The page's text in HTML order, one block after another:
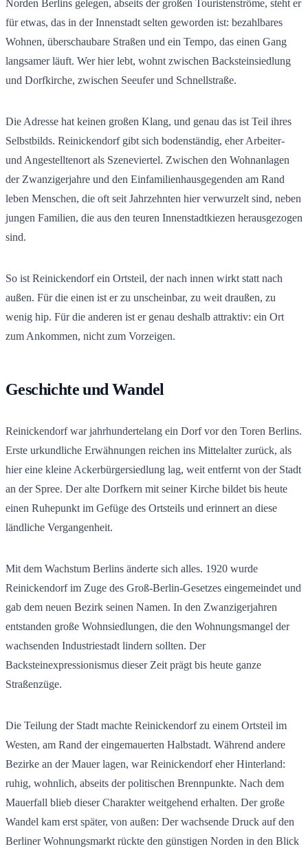
Norden Berlins gelegen, abseits der großen Touristenströme, steht er
für etwas, das in der Innenstadt selten geworden ist: bezahlbares
Wohnen, überschaubare Straßen und ein Tempo, das einen Gang
langsamer läuft. Wer hier lebt, wohnt zwischen Backsteinsiedlung
und Dorfkirche, zwischen Seeufer und Schnellstraße.
Die Adresse hat keinen großen Klang, und genau das ist Teil ihres
Selbstbilds. Reinickendorf gibt sich bodenständig, eher Arbeiter-
und Angestelltenort als Szeneviertel. Zwischen den Wohnanlagen
der Zwanzigerjahre und den Einfamilienhausgegenden am Rand
leben Menschen, die oft seit Jahrzehnten hier verwurzelt sind, neben
jungen Familien, die aus den teuren Innenstadtkiezen herausgezogen
sind.
So ist Reinickendorf ein Ortsteil, der nach innen wirkt statt nach
außen. Für die einen ist er zu unscheinbar, zu weit draußen, zu
wenig hip. Für die anderen ist er genau deshalb attraktiv: ein Ort
zum Ankommen, nicht zum Vorzeigen.
Geschichte und Wandel
Reinickendorf war jahrhundertelang ein Dorf vor den Toren Berlins.
Erste urkundliche Erwähnungen reichen ins Mittelalter zurück, als
hier eine kleine Ackerbürgersiedlung lag, weit entfernt von der Stadt
an der Spree. Der alte Dorfkern mit seiner Kirche bildet bis heute
einen Ruhepunkt im Gefüge des Ortsteils und erinnert an diese
ländliche Vergangenheit.
Mit dem Wachstum Berlins änderte sich alles. 1920 wurde
Reinickendorf im Zuge des Groß-Berlin-Gesetzes eingemeindet und
gab dem neuen Bezirk seinen Namen. In den Zwanzigerjahren
entstanden große Wohnsiedlungen, die den Wohnungsmangel der
wachsenden Industriestadt lindern sollten. Der
Backsteinexpressionismus dieser Zeit prägt bis heute ganze
Straßenzüge.
Die Teilung der Stadt machte Reinickendorf zu einem Ortsteil im
Westen, am Rand der eingemauerten Halbstadt. Während andere
Bezirke an der Mauer lagen, war Reinickendorf eher Hinterland:
ruhig, wohnlich, abseits der politischen Brennpunkte. Nach dem
Mauerfall blieb dieser Charakter weitgehend erhalten. Der große
Wandel kam erst später, von außen: Der wachsende Druck auf den
Berliner Wohnungsmarkt rückte den günstigen Norden in den Blick